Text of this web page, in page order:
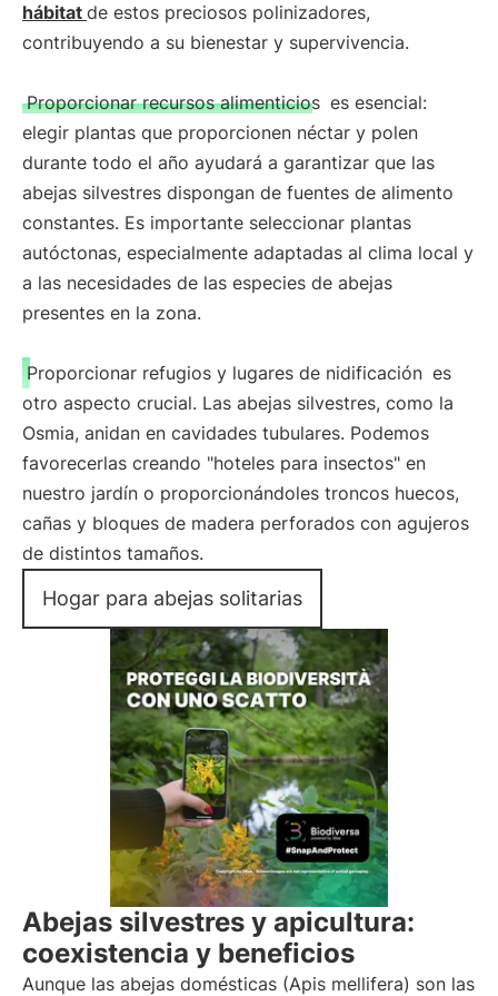
hábitat de estos preciosos polinizadores,
contribuyendo a su bienestar y supervivencia.
Proporcionar recursos alimenticios es esencial:
elegir plantas que proporcionen néctar y polen
durante todo el año ayudará a garantizar que las
abejas silvestres dispongan de fuentes de alimento
constantes. Es importante seleccionar plantas
autóctonas, especialmente adaptadas al clima local y
a las necesidades de las especies de abejas
presentes en la zona.
Proporcionar refugios y lugares de nidificación es
otro aspecto crucial. Las abejas silvestres, como la
Osmia, anidan en cavidades tubulares. Podemos
favorecerlas creando "hoteles para insectos" en
nuestro jardín o proporcionándoles troncos huecos,
cañas y bloques de madera perforados con agujeros
de distintos tamaños.
Hogar para abejas solitarias
Abejas silvestres y apicultura:
coexistencia y beneficios
Aunque las abejas domésticas (Apis mellifera) son las